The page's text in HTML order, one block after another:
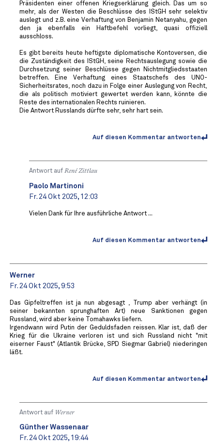
Präsidenten einer offenen Kriegserklärung gleich. Das um so
mehr, als der Westen die Beschlüsse des IStGH sehr selektiv
auslegt und z.B. eine Verhaftung von Benjamin Netanyahu, gegen
den ja ebenfalls ein Haftbefehl vorliegt, quasi offiziell
ausschloss.
Es gibt bereits heute heftigste diplomatische Kontoversen, die
die Zuständigkeit des IStGH, seine Rechtsauslegung sowie die
Durchsetzung seiner Beschlüsse gegen Nichtmitgliedsstaaten
betreffen. Eine Verhaftung eines Staatschefs des UNO-
Sicherheitsrates, noch dazu in Folge einer Auslegung von Recht,
die als politisch motiviert gewertet werden kann, könnte die
Reste des internationalen Rechts ruinieren.
Die Antwort Russlands dürfte sehr, sehr hart sein.
Auf diesen Kommentar antworten
Antwort auf René Zittlau
Paolo Martinoni
Fr. 24 Okt 2025, 12:03
Vielen Dank für Ihre ausführliche Antwort ...
Auf diesen Kommentar antworten
Werner
Fr. 24 Okt 2025, 9:53
Das Gipfeltreffen ist ja nun abgesagt , Trump aber verhängt (in
seiner bekannten sprunghaften Art) neue Sanktionen gegen
Russland, wird aber keine Tomahawks liefern.
Irgendwann wird Putin der Geduldsfaden reissen. Klar ist, daß der
Krieg für die Ukraine verloren ist und sich Russland nicht "mit
eiserner Faust" (Atlantik Brücke, SPD Siegmar Gabriel) niederingen
läßt.
Auf diesen Kommentar antworten
Antwort auf Werner
Günther Wassenaar
Fr. 24 Okt 2025, 19:44